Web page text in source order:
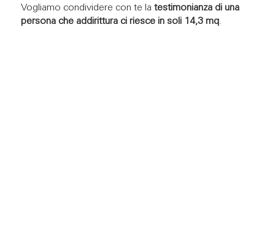
Vogliamo condividere con te la testimonianza di una
persona che addirittura ci riesce in soli 14,3 mq.